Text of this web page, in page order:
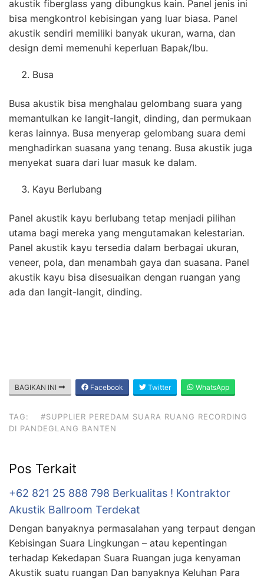
akustik fiberglass yang dibungkus kain. Panel jenis ini
bisa mengkontrol kebisingan yang luar biasa. Panel
akustik sendiri memiliki banyak ukuran, warna, dan
design demi memenuhi keperluan Bapak/Ibu.
Busa
Busa akustik bisa menghalau gelombang suara yang
memantulkan ke langit-langit, dinding, dan permukaan
keras lainnya. Busa menyerap gelombang suara demi
menghadirkan suasana yang tenang. Busa akustik juga
menyekat suara dari luar masuk ke dalam.
Kayu Berlubang
Panel akustik kayu berlubang tetap menjadi pilihan
utama bagi mereka yang mengutamakan kelestarian.
Panel akustik kayu tersedia dalam berbagai ukuran,
veneer, pola, dan menambah gaya dan suasana. Panel
akustik kayu bisa disesuaikan dengan ruangan yang
ada dan langit-langit, dinding.
BAGIKAN INI Facebook Twitter WhatsApp
TAG:
#SUPPLIER PEREDAM SUARA RUANG RECORDING
DI PANDEGLANG BANTEN
Pos Terkait
+62 821 25 888 798 Berkualitas ! Kontraktor
Akustik Ballroom Terdekat
Dengan banyaknya permasalahan yang terpaut dengan
Kebisingan Suara Lingkungan – atau kepentingan
terhadap Kekedapan Suara Ruangan juga kenyaman
Akustik suatu ruangan Dan banyaknya Keluhan Para